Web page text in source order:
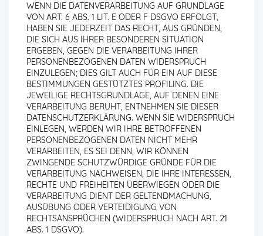
WENN DIE DATENVERARBEITUNG AUF GRUNDLAGE
VON ART. 6 ABS. 1 LIT. E ODER F DSGVO ERFOLGT,
HABEN SIE JEDERZEIT DAS RECHT, AUS GRÜNDEN,
DIE SICH AUS IHRER BESONDEREN SITUATION
ERGEBEN, GEGEN DIE VERARBEITUNG IHRER
PERSONENBEZOGENEN DATEN WIDERSPRUCH
EINZULEGEN; DIES GILT AUCH FÜR EIN AUF DIESE
BESTIMMUNGEN GESTÜTZTES PROFILING. DIE
JEWEILIGE RECHTSGRUNDLAGE, AUF DENEN EINE
VERARBEITUNG BERUHT, ENTNEHMEN SIE DIESER
DATENSCHUTZERKLÄRUNG. WENN SIE WIDERSPRUCH
EINLEGEN, WERDEN WIR IHRE BETROFFENEN
PERSONENBEZOGENEN DATEN NICHT MEHR
VERARBEITEN, ES SEI DENN, WIR KÖNNEN
ZWINGENDE SCHUTZWÜRDIGE GRÜNDE FÜR DIE
VERARBEITUNG NACHWEISEN, DIE IHRE INTERESSEN,
RECHTE UND FREIHEITEN ÜBERWIEGEN ODER DIE
VERARBEITUNG DIENT DER GELTENDMACHUNG,
AUSÜBUNG ODER VERTEIDIGUNG VON
RECHTSANSPRÜCHEN (WIDERSPRUCH NACH ART. 21
ABS. 1 DSGVO).